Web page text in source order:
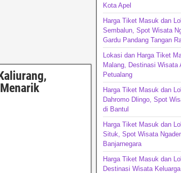
Kota Apel
Harga Tiket Masuk dan
Sembalun, Spot Wisata
Gardu Pandang Tangan
Lokasi dan Harga Tiket
Malang, Destinasi Wisata
Petualang
Harga Tiket Masuk dan
Dahromo Dlingo, Spot
di Bantul
Harga Tiket Masuk dan
Situk, Spot Wisata
Banjarnegara
Harga Tiket Masuk dan
Destinasi Wisata